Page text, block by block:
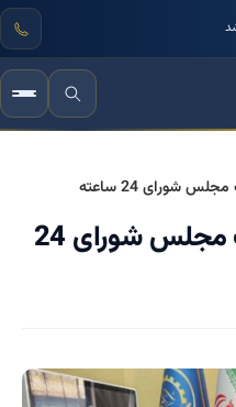
شورای 24 ساعته
بهترین مشاورانتخابات مجلس شورای 24